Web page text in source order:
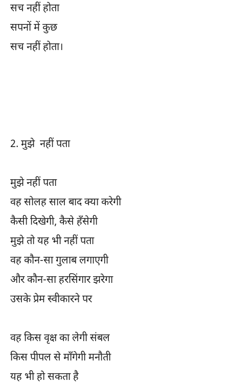
सच नहीं होता
सपनों में कुछ
सच नहीं होता।
2. मुझे नहीं पता
मुझे नहीं पता
वह सोलह साल बाद क्या करेगी
कैसी दिखेगी, कैसे हँसेगी
मुझे तो यह भी नहीं पता
वह कौन-सा गुलाब लगाएगी
और कौन-सा हरसिंगार झरेगा
उसके प्रेम स्वीकारने पर
वह किस वृक्ष का लेगी संबल
किस पीपल से माँगेगी मनौती
यह भी हो सकता है